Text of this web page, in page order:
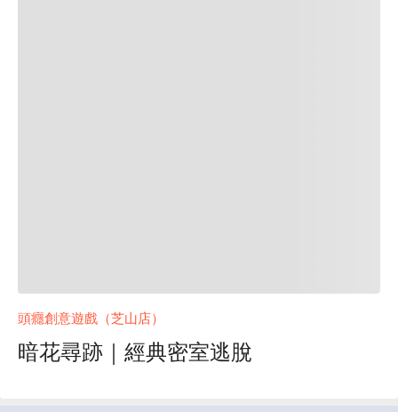
頭癮創意遊戲（芝山店）
暗花尋跡｜經典密室逃脫